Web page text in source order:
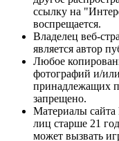
ссылку на
воспрещается.
Владелец веб-
является автор
Любое
фотографий и/
принадлежащих
запрещено.
Материалы сайта
лиц старше 21
может вызвать